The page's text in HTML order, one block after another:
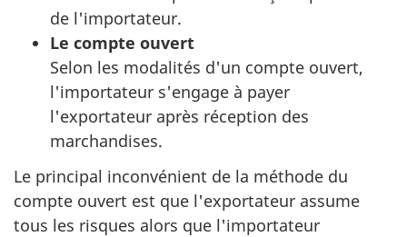
de l'importateur.
Le compte ouvert
Selon les modalités d'un compte ouvert,
l'importateur s'engage à payer
l'exportateur après réception des
marchandises.
Le principal inconvénient de la méthode du
compte ouvert est que l'exportateur assume
tous les risques alors que l'importateur